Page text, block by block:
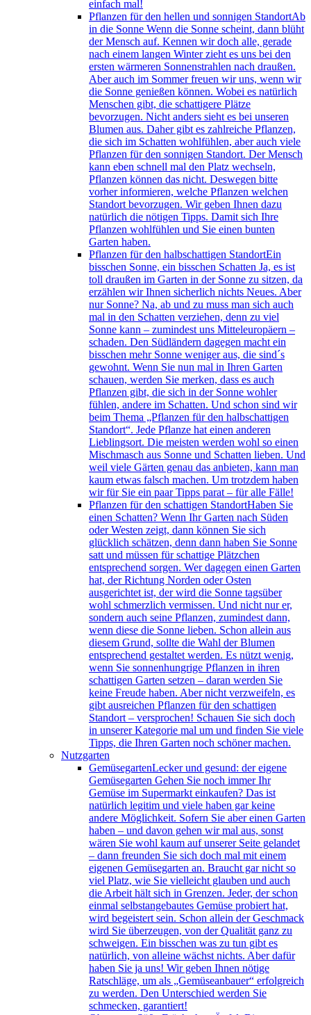
einfach mal!
Pflanzen für den hellen und sonnigen StandortAb
in die Sonne Wenn die Sonne scheint, dann blüht
der Mensch auf. Kennen wir doch alle, gerade
nach einem langen Winter zieht es uns bei den
ersten wärmeren Sonnenstrahlen nach draußen.
Aber auch im Sommer freuen wir uns, wenn wir
die Sonne genießen können. Wobei es natürlich
Menschen gibt, die schattigere Plätze
bevorzugen. Nicht anders sieht es bei unseren
Blumen aus. Daher gibt es zahlreiche Pflanzen,
die sich im Schatten wohlfühlen, aber auch viele
Pflanzen für den sonnigen Standort. Der Mensch
kann eben schnell mal den Platz wechseln,
Pflanzen können das nicht. Deswegen bitte
vorher informieren, welche Pflanzen welchen
Standort bevorzugen. Wir geben Ihnen dazu
natürlich die nötigen Tipps. Damit sich Ihre
Pflanzen wohlfühlen und Sie einen bunten
Garten haben.
Pflanzen für den halbschattigen StandortEin
bisschen Sonne, ein bisschen Schatten Ja, es ist
toll draußen im Garten in der Sonne zu sitzen, da
erzählen wir Ihnen sicherlich nichts Neues. Aber
nur Sonne? Na, ab und zu muss man sich auch
mal in den Schatten verziehen, denn zu viel
Sonne kann – zumindest uns Mitteleuropäern –
schaden. Den Südländern dagegen macht ein
bisschen mehr Sonne weniger aus, die sind´s
gewohnt. Wenn Sie nun mal in Ihren Garten
schauen, werden Sie merken, dass es auch
Pflanzen gibt, die sich in der Sonne wohler
fühlen, andere im Schatten. Und schon sind wir
beim Thema „Pflanzen für den halbschattigen
Standort“. Jede Pflanze hat einen anderen
Lieblingsort. Die meisten werden wohl so einen
Mischmasch aus Sonne und Schatten lieben. Und
weil viele Gärten genau das anbieten, kann man
kaum etwas falsch machen. Um trotzdem haben
wir für Sie ein paar Tipps parat – für alle Fälle!
Pflanzen für den schattigen StandortHaben Sie
einen Schatten? Wenn Ihr Garten nach Süden
oder Westen zeigt, dann können Sie sich
glücklich schätzen, denn dann haben Sie Sonne
satt und müssen für schattige Plätzchen
entsprechend sorgen. Wer dagegen einen Garten
hat, der Richtung Norden oder Osten
ausgerichtet ist, der wird die Sonne tagsüber
wohl schmerzlich vermissen. Und nicht nur er,
sondern auch seine Pflanzen, zumindest dann,
wenn diese die Sonne lieben. Schon allein aus
diesem Grund, sollte die Wahl der Blumen
entsprechend gestaltet werden. Es nützt wenig,
wenn Sie sonnenhungrige Pflanzen in ihren
schattigen Garten setzen – daran werden Sie
keine Freude haben. Aber nicht verzweifeln, es
gibt ausreichen Pflanzen für den schattigen
Standort – versprochen! Schauen Sie sich doch
in unserer Kategorie mal um und finden Sie viele
Tipps, die Ihren Garten noch schöner machen.
Nutzgarten
GemüsegartenLecker und gesund: der eigene
Gemüsegarten Gehen Sie noch immer Ihr
Gemüse im Supermarkt einkaufen? Das ist
natürlich legitim und viele haben gar keine
andere Möglichkeit. Sofern Sie aber einen Garten
haben – und davon gehen wir mal aus, sonst
wären Sie wohl kaum auf unserer Seite gelandet
– dann freunden Sie sich doch mal mit einem
eigenen Gemüsegarten an. Braucht gar nicht so
viel Platz, wie Sie vielleicht glauben und auch
die Arbeit hält sich in Grenzen. Jeder, der schon
einmal selbstangebautes Gemüse probiert hat,
wird begeistert sein. Schon allein der Geschmack
wird Sie überzeugen, von der Qualität ganz zu
schweigen. Ein bisschen was zu tun gibt es
natürlich, von alleine wächst nichts. Aber dafür
haben Sie ja uns! Wir geben Ihnen nötige
Ratschläge, um als „Gemüseanbauer“ erfolgreich
zu werden. Den Unterschied werden Sie
schmecken, garantiert!